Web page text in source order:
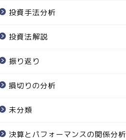
投資手法分析
投資法解説
振り返り
損切りの分析
未分類
決算とパフォーマンスの関係分析